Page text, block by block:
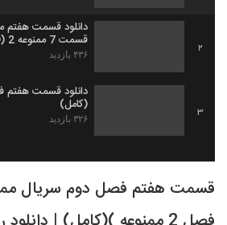
2
دانلود قسمت هفتم
قسمت 7 ممنوعه 2 (HD)
۴۳۶ بازدید
3
دانلود قسمت هفتم
(کامل)
۳۲۶ بازدید